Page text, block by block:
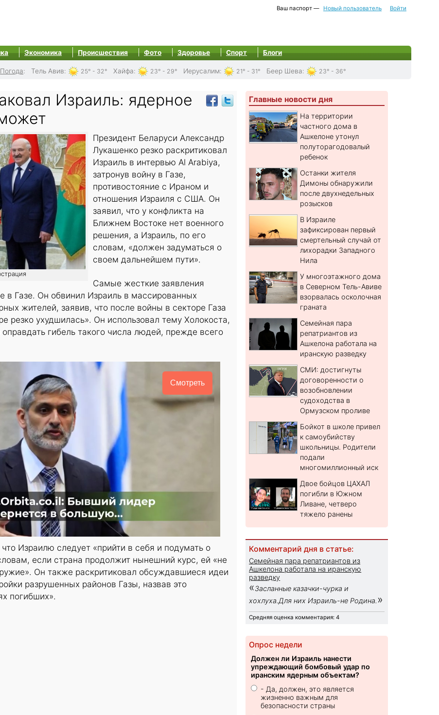
Ваш паспорт — Новый пользователь Войти
Экономика Происшествия Фото Здоровье Спорт Блоги
Погода: Тель Авив: 25° - 32° Хайфа: 23° - 29° Иерусалим: 21° - 31° Беер Шева: 23° - 36°
Израиль: ядерное
Президент Беларуси Александр
Лукашенко резко раскритиковал
Израиль в интервью Al Arabiya,
затронув войну в Газе,
противостояние с Ираном и
отношения Израиля с США. Он
заявил, что у конфликта на
Ближнем Востоке нет военного
решения, а Израиль, по его
словам, «должен задуматься о
своем дальнейшем пути».
Самые жесткие заявления
в Газе. Он обвинил Израиль в массированных
жителей, заявив, что после войны в секторе Газа
резко ухудшилась». Он использовал тему Холокоста,
гибель такого числа людей, прежде всего
Смотреть
Израилю следует «прийти в себя и подумать о
если страна продолжит нынешний курс, ей «не
Он также раскритиковал обсуждавшиеся идеи
разрушенных районов Газы, назвав это
погибших».
Главные новости дня
На территории
частного дома в
Ашкелоне утонул
полуторагодовалый
ребенок
Останки жителя
Димоны обнаружили
после двухнедельных
розысков
В Израиле
зафиксирован первый
смертельный случай от
лихорадки Западного
Нила
У многоэтажного дома
в Северном Тель-Авиве
взорвалась осколочная
граната
Семейная пара
репатриантов из
Ашкелона работала на
иранскую разведку
СМИ: достигнуты
договоренности о
возобновлении
судоходства в
Ормузском проливе
Бойкот в школе привел
к самоубийству
школьницы. Родители
подали
многомиллионный иск
Двое бойцов ЦАХАЛ
погибли в Южном
Ливане, четверо
тяжело ранены
Комментарий дня в статье:
Семейная пара репатриантов из
Ашкелона работала на иранскую
разведку
«Засланные казачки-чурка и
хохлуха.Для них Израиль-не Родина. »
Средняя оценка комментария: 4
Опрос недели
Должен ли Израиль нанести
упреждающий бомбовый удар по
иранским ядерным объектам?
- Да, должен, это является
жизненно важным для
безопасности страны